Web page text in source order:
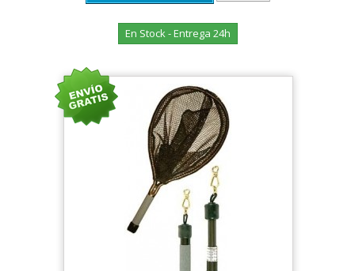
En Stock - Entrega 24h